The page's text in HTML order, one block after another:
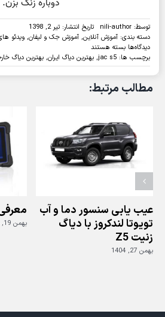
توسط: nili-author
تاریخ انتشار: تیر 2, 1398
دسته بندی: آموزش آنلاین, آموزش جک و لیفان, ویدئو
دیدگاه‌ها برای
ویدئو:
عیب
یابی
و
عملیات
S5
با
دیاگ
جی
اسکن
بسته هستند
برچسب ها: jac s5
, بهترین دیاگ ایران, بهترین دیاگ
مطالب مرتبط:
عیب یابی سنسور دما و آب
تویوتا لندکروز با دیاگ
زنیت Z5
بهمن 27, 1404
بهمن 19, 1404